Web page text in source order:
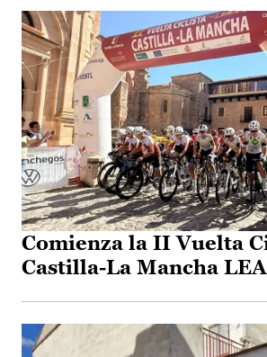
Comienza la II Vuelta
Castilla-La Mancha